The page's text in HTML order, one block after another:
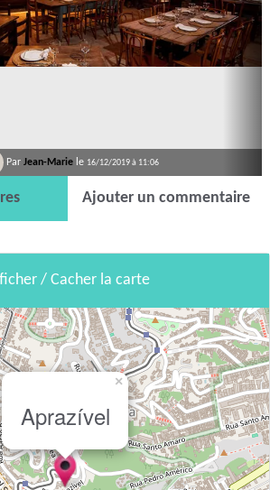
Par Jean-Marie le 16/12/2019 à 11:06
Ajouter un commentaire
/ Cacher la carte
Aprazível
×